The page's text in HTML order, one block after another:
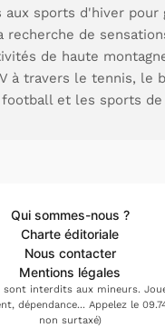
aux sports d'hiver pour
recherche de
de haute
à travers le tennis, le
et les sports de
Qui sommes-nous ?
Charte éditoriale
Nous contacter
Mentions légales
sont interdits aux mineurs.
dépendance... Appelez le
non surtaxé)